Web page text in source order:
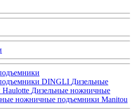
DINGLI Дизельные
Дизельные ножничные
ножничные подъемники Manitou